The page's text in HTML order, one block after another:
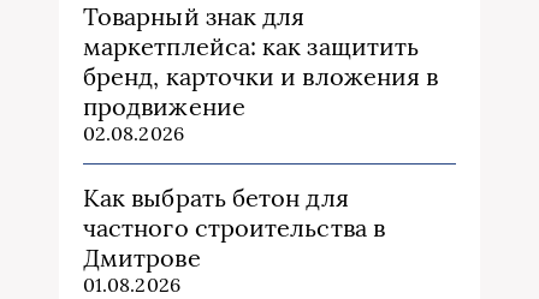
Товарный знак для
маркетплейса: как защитить
бренд, карточки и вложения в
продвижение
02.08.2026
Как выбрать бетон для
частного строительства в
Дмитрове
01.08.2026